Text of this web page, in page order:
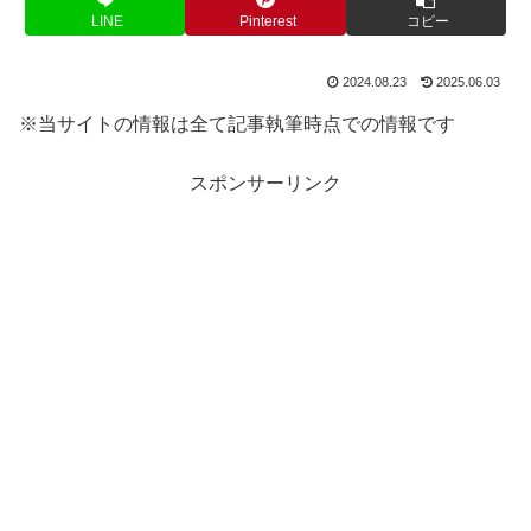
LINE Pinterest コピー
2024.08.23 2025.06.03
※当サイトの情報は全て記事執筆時点での情報です
スポンサーリンク